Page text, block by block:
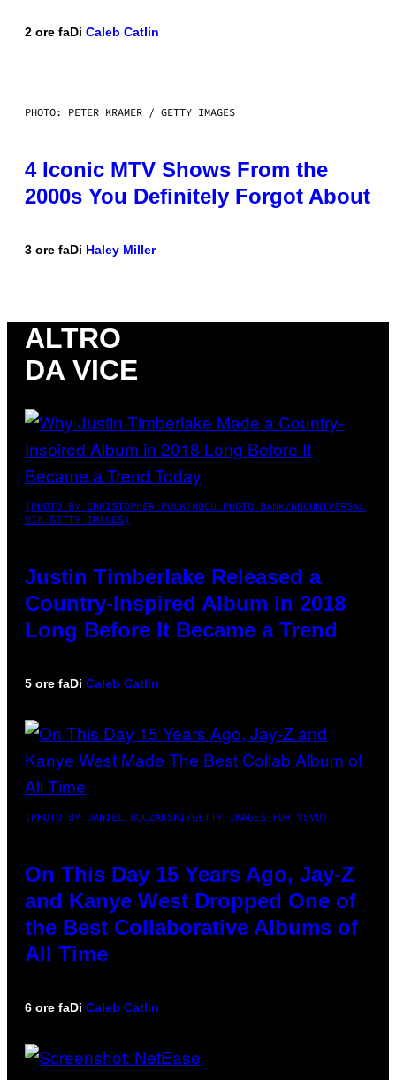
2 ore faDi Caleb Catlin
PHOTO: PETER KRAMER / GETTY IMAGES
4 Iconic MTV Shows From the
2000s You Definitely Forgot About
3 ore faDi Haley Miller
ALTRO
DA VICE
(PHOTO BY CHRISTOPHER POLK/NBCU PHOTO BANK/NBCUNIVERSAL
VIA GETTY IMAGES)
Justin Timberlake Released a
Country-Inspired Album in 2018
Long Before It Became a Trend
5 ore faDi Caleb Catlin
(PHOTO BY DANIEL BOCZARSKI/GETTY IMAGES FOR VEVO)
On This Day 15 Years Ago, Jay-Z
and Kanye West Dropped One of
the Best Collaborative Albums of
All Time
6 ore faDi Caleb Catlin